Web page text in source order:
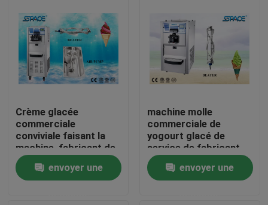
Maison
Crème glacée
commerciale
conviviale faisant la
machine, fabricant de
crème glacée mou de
serviceenvoyer une
machine molle
commerciale de
yogourt glacé de
service de fabricant
de crème glacée 220V
avec une saveur
envoyer une